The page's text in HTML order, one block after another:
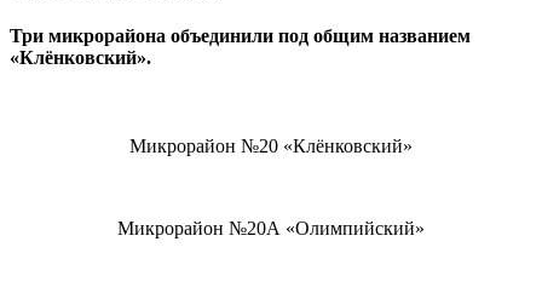
Три микрорайона объединили под общим названием
«Клёнковский».
Микрорайон №20 «Клёнковский»
Микрорайон №20А «Олимпийский»